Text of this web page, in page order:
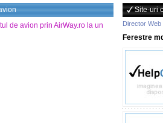
de avion prin AirWay.ro la un
Site-uri
Director Web
Ferestre md